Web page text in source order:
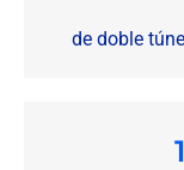
de doble